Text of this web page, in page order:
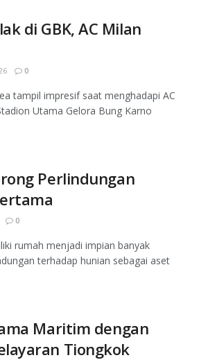
di GBK, AC Milan
0
tampil impresif saat menghadapi AC
Utama Gelora Bung Karno
Perlindungan
0
rumah menjadi impian banyak
terhadap hunian sebagai aset
Maritim dengan
Tiongkok